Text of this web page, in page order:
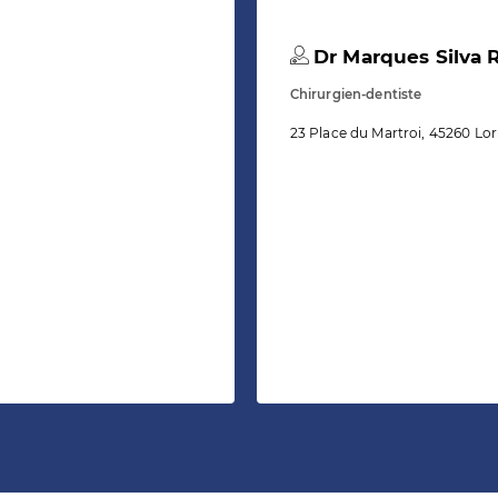
Dr Marques Silva
Chirurgien-dentiste
23 Place du Martroi, 45260